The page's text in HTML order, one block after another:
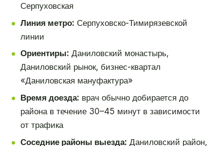
Серпуховская
Линия метро: Серпуховско-Тимирязевской
линии
Ориентиры: Даниловский монастырь,
Даниловский рынок, бизнес-квартал
«Даниловская мануфактура»
Время доезда: врач обычно добирается до
района в течение 30–45 минут в зависимости
от трафика
Соседние районы выезда: Даниловский район,